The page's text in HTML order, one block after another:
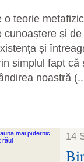
o teorie
cunoaștere și
și
simplul fapt că
noastră
14